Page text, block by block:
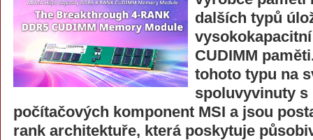
dalších typů
CUDIMM
tohoto typu na
spoluvyvinuty s
počítačových komponent MSI a jsou
rank architektuře, která poskytuje